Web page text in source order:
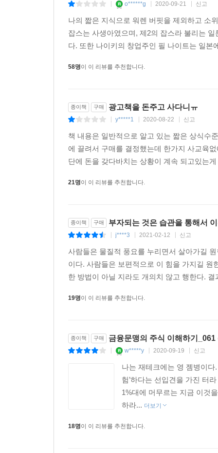
o******g 2020-09-21 신고
나의 짧은 지식으로 워렌 버핏을 제외하고 소
잡스는 사생아였으며, 제2의 잡스라 불리는
다. 또한 나이키의 창업주인 필 나이트는 일
58명이 이 리뷰를 추천합니다.
종이책 구매 광고책을 돈주고 사다니ㅠ
y*****1 2020-08-22 신고
책 내용은 일반적으로 알고 있는 짧은 상식수
에 끌려서 구매를 결정했는데 한가지 사교육
단에 돈을 갖다바치는 상황이 계속 되고있는
21명이 이 리뷰를 추천합니다.
종이책 구매 부자되는 것은 습관을 통해서
j****3 2021-02-12 신고
사람들은 물질적 풍요를 누리면서 살아가길
이다. 사람들은 보편적으로 이 힘을 가지길
한 방법이 아닐 지라도 개의치 않고 행한다.
19명이 이 리뷰를 추천합니다.
종이책 구매 금융문맹의 주식 이해하기
w*****y 2020-09-19 신고
나는 재테크에는 영 젬병이다
험’하다는 선입견을 가진 터
1%대에 머무르는 지금 이것
하라... 더보기
18명이 이 리뷰를 추천합니다.